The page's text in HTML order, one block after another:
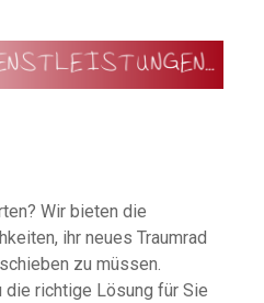
Wir bieten die
ihr neues Traumrad
zu müssen.
die richtige Lösung für Sie